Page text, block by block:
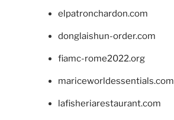
elpatronchardon.com
donglaishun-order.com
fiamc-rome2022.org
mariceworldessentials.com
lafisheriarestaurant.com